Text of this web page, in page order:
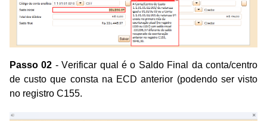
Passo 02 - Verificar qual é o Saldo Final da conta/centro
de custo que consta na ECD anterior (podendo ser visto
no registro C155.